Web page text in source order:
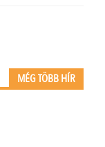
MÉG TÖBB HÍR